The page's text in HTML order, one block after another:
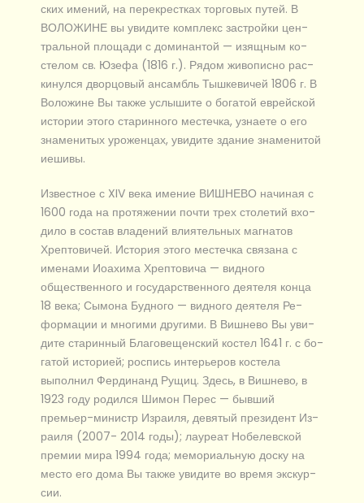
ских име­ний, на пе­ре­крест­ках тор­го­вых пу­тей. В
ВОЛОЖИНЕ вы уви­ди­те ком­плекс за­строй­ки цен­
траль­ной пло­ща­ди с до­ми­нан­той — изящ­ным ко­
сте­лом св. Юзе­фа (1816 г.). Рядом жи­во­пис­но рас­
ки­нул­ся двор­цо­вый ан­самбль Тыш­ке­ви­чей 1806 г. В
Во­ло­жи­не Вы так­же услы­ши­те о бо­га­той ев­рей­ской
ис­то­рии это­го ста­рин­но­го ме­с­теч­ка, узна­е­те о его
зна­ме­ни­тых уро­жен­цах, уви­ди­те здание зна­ме­ни­той
иешивы.
Известное с XIV ве­ка име­ние ВИШНЕВО на­чи­ная с
1600 го­да на про­тя­же­нии по­чти трех сто­ле­тий вхо­
ди­ло в со­став вла­де­ний вли­я­тель­ных маг­на­тов
Хреп­то­ви­чей. История это­го ме­с­теч­ка свя­за­на с
име­на­ми Иоахи­ма Хреп­то­ви­ча — вид­но­го
общественного и го­су­дар­ствен­но­го де­я­те­ля кон­ца
18 ве­ка; Сы­мо­на Буд­но­го — вид­но­го де­я­те­ля Ре­
фор­ма­ции и мно­ги­ми дру­ги­ми. В Виш­не­во Вы уви­
ди­те ста­рин­ный Бла­го­ве­щен­ский ко­стел 1641 г. с бо­
га­той ис­то­ри­ей; рос­пись ин­те­рье­ров ко­сте­ла
выполнил Фердинанд Рущиц. Здесь, в Виш­не­во, в
1923 го­ду ро­дил­ся Шимон Перес — быв­ший
премьер-министр Из­ра­и­ля, девятый президент Из­
ра­и­ля (2007- 2014 го­ды); ла­у­ре­ат Но­бе­лев­ской
пре­мии ми­ра 1994 го­да; мемориальную доску на
ме­сто его до­ма Вы так­же уви­ди­те во вре­мя экс­кур­
сии.